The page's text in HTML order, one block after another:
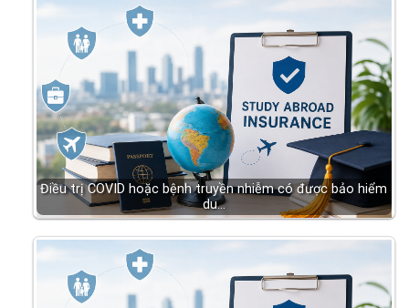
Điều trị COVID hoặc bệnh truyền nhiễm có được bảo hiểm
du…